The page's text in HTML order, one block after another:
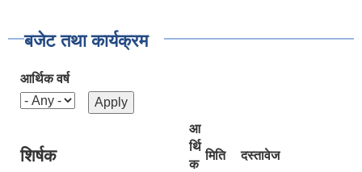
बजेट तथा कार्यक्रम
आर्थिक वर्ष
शिर्षक
आ
र्थि
क
मिति दस्तावेज